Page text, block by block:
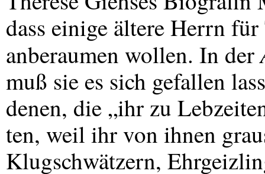
dass einige ältere Herrn
anberaumen wollen. In der
muß sie es sich gefallen
denen, die „ihr zu
ten, weil ihr von ihnen
Klugschwätzern,